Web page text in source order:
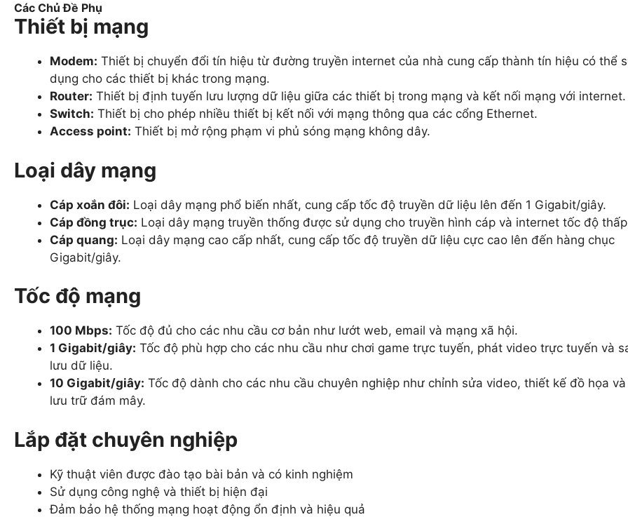
Các Chủ Đề Phụ
Thiết bị mạng
Modem: Thiết bị chuyển đổi tín hiệu từ đường truyền internet của nhà cung cấp thành tín hiệu có thể
dụng cho các thiết bị khác trong mạng.
Router: Thiết bị định tuyến lưu lượng dữ liệu giữa các thiết bị trong mạng và kết nối mạng với internet.
Switch: Thiết bị cho phép nhiều thiết bị kết nối với mạng thông qua các cổng Ethernet.
Access point: Thiết bị mở rộng phạm vi phủ sóng mạng không dây.
Loại dây mạng
Cáp xoắn đôi: Loại dây mạng phổ biến nhất, cung cấp tốc độ truyền dữ liệu lên đến 1 Gigabit/giây.
Cáp đồng trục: Loại dây mạng truyền thống được sử dụng cho truyền hình cáp và internet tốc độ
Cáp quang: Loại dây mạng cao cấp nhất, cung cấp tốc độ truyền dữ liệu cực cao lên đến hàng chục
Gigabit/giây.
Tốc độ mạng
100 Mbps: Tốc độ đủ cho các nhu cầu cơ bản như lướt web, email và mạng xã hội.
1 Gigabit/giây: Tốc độ phù hợp cho các nhu cầu như chơi game trực tuyến, phát video trực tuyến và
lưu dữ liệu.
10 Gigabit/giây: Tốc độ dành cho các nhu cầu chuyên nghiệp như chỉnh sửa video, thiết kế đồ họa và
lưu trữ đám mây.
Lắp đặt chuyên nghiệp
Kỹ thuật viên được đào tạo bài bản và có kinh nghiệm
Sử dụng công nghệ và thiết bị hiện đại
Đảm bảo hệ thống mạng hoạt động ổn định và hiệu quả